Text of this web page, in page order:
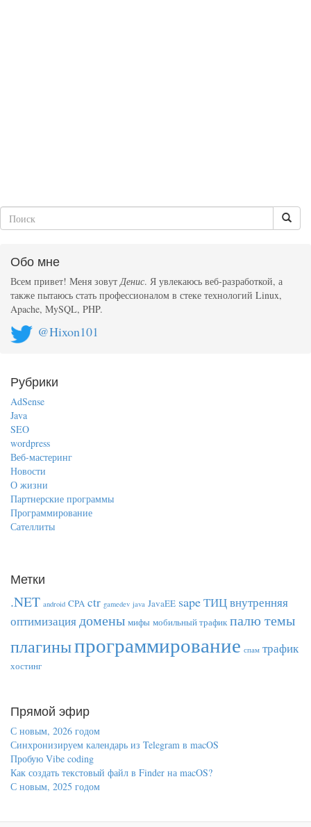
Обо мне
Всем привет! Меня зовутДенис. Я увлекаюсь веб-разработкой, а
также пытаюсь стать профессионалом в стеке технологий Linux,
Apache, MySQL, PHP.
@Hixon101
Рубрики
AdSense
Java
SEO
wordpress
Веб-мастеринг
Новости
О жизни
Партнерские программы
Программирование
Сателлиты
Метки
.NET android CPA ctr gamedev java JavaEE sapeТИЦвнутренняя
оптимизациядомены мифы мобильный трафик палю темы
плагиныпрограммирование спам трафик
хостинг
Прямой эфир
С новым, 2026 годом
Синхронизируем календарь из Telegram в macOS
Пробую Vibe coding
Как создать текстовый файл в Finder на macOS?
С новым, 2025 годом